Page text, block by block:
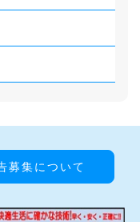
募集について